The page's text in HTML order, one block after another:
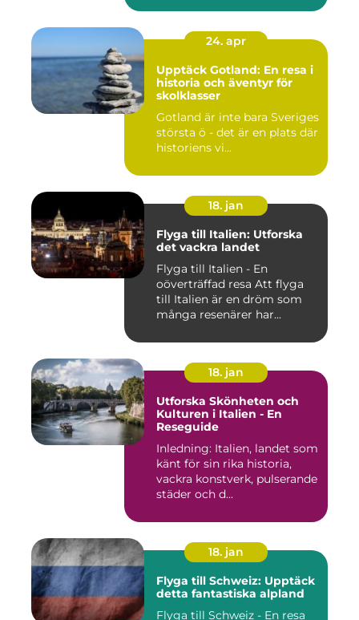
24. apr
Upptäck Gotland: En resa i
historia och äventyr för
skolklasser
Gotland är inte bara Sveriges
största ö - det är en plats där
historiens vi...
18. jan
Flyga till Italien: Utforska
det vackra landet
Flyga till Italien - En
oöverträffad resa Att flyga
till Italien är en dröm som
många resenärer har...
18. jan
Utforska Skönheten och
Kulturen i Italien - En
Reseguide
Inledning: Italien, landet som
känt för sin rika historia,
vackra konstverk, pulserande
städer och d...
18. jan
Flyga till Schweiz: Upptäck
detta fantastiska alpland
Flyga till Schweiz - En resa